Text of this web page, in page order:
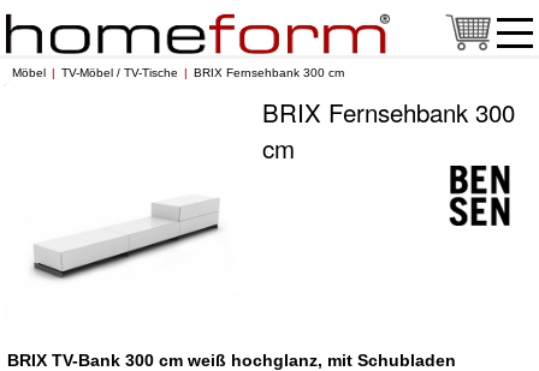
Möbel TV-Möbel / TV-Tische BRIX Fernsehbank 300 cm
BRIX Fernsehbank 300
cm
BRIX TV-Bank 300 cm weiß hochglanz, mit Schubladen